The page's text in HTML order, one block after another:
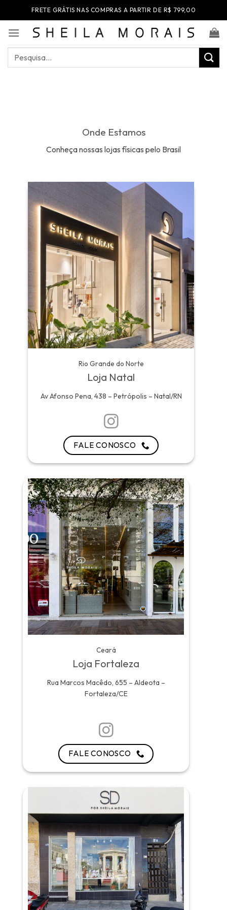
to
content
FRETE GRÁTIS NAS COMPRAS A PARTIR DE R$ 799,00
Onde Estamos
Conheça nossas lojas físicas pelo Brasil
Rio Grande do Norte
Loja Natal
Av Afonso Pena, 438 – Petrópolis – Natal/RN
FALE CONOSCO
Ceará
Loja Fortaleza
Rua Marcos Macêdo, 655 – Aldeota –
Fortaleza/CE
FALE CONOSCO